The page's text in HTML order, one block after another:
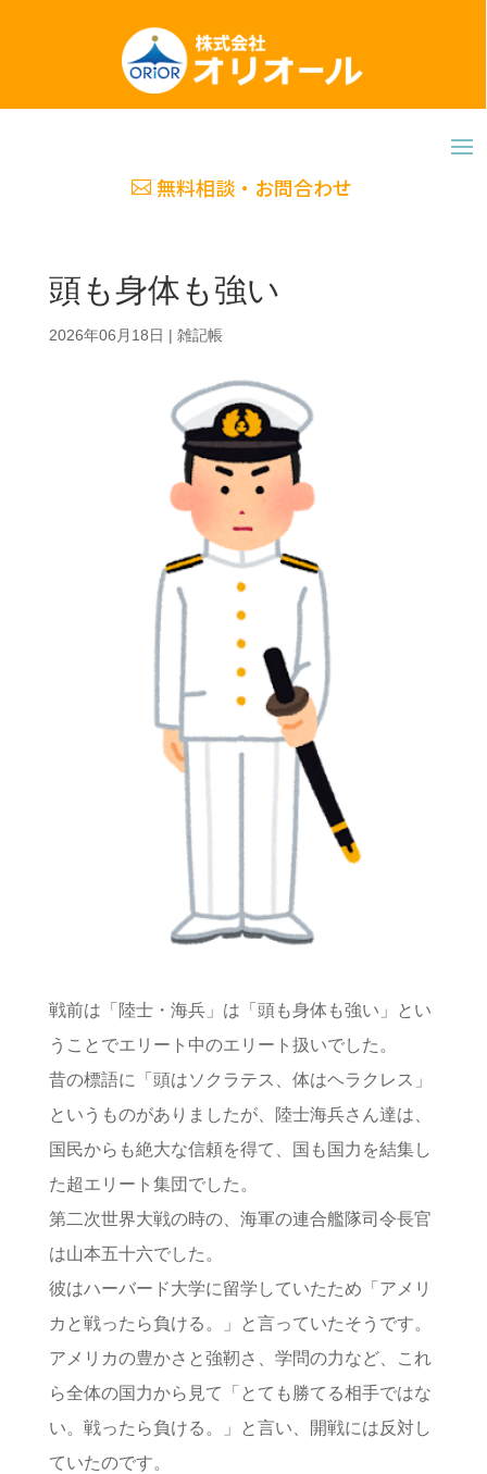
無料相談・お問合わせ
頭も身体も強い
2026年06月18日 | 雑記帳
戦前は「陸士・海兵」は「頭も身体も強い」とい
うことでエリート中のエリート扱いでした。
昔の標語に「頭はソクラテス、体はヘラクレス」
というものがありましたが、陸士海兵さん達は、
国民からも絶大な信頼を得て、国も国力を結集し
た超エリート集団でした。
第二次世界大戦の時の、海軍の連合艦隊司令長官
は山本五十六でした。
彼はハーバード大学に留学していたため「アメリ
カと戦ったら負ける。」と言っていたそうです。
アメリカの豊かさと強靭さ、学問の力など、これ
ら全体の国力から見て「とても勝てる相手ではな
い。戦ったら負ける。」と言い、開戦には反対し
ていたのです。